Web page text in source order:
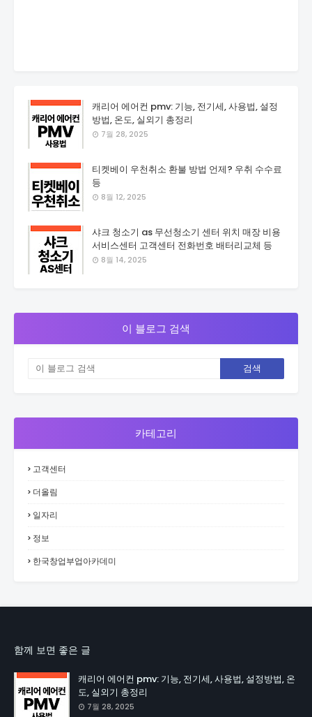
캐리어 에어컨 pmv: 기능, 전기세, 사용법, 설정
방법, 온도, 실외기 총정리
7월 28, 2025
티켓베이 우천취소 환불 방법 언제? 우취 수수료
등
8월 12, 2025
샤크 청소기 as 무선청소기 센터 위치 매장 비용
서비스센터 고객센터 전화번호 배터리교체 등
8월 14, 2025
이 블로그 검색
카테고리
고객센터
더올림
일자리
정보
한국창업부업아카데미
함께 보면 좋은 글
캐리어 에어컨 pmv: 기능, 전기세, 사용법, 설정방법, 온
도, 실외기 총정리
7월 28, 2025